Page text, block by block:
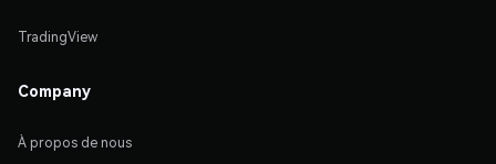
TradingView
Company
À propos de nous